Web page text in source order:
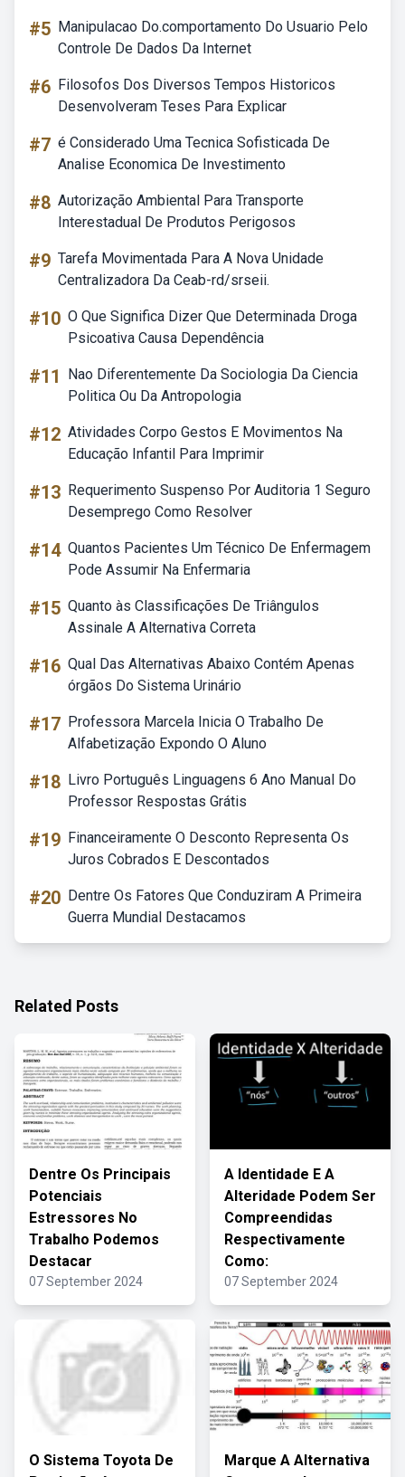
#5 Manipulacao Do.comportamento Do Usuario Pelo
Controle De Dados Da Internet
#6 Filosofos Dos Diversos Tempos Historicos
Desenvolveram Teses Para Explicar
#7 é Considerado Uma Tecnica Sofisticada De
Analise Economica De Investimento
#8 Autorização Ambiental Para Transporte
Interestadual De Produtos Perigosos
#9 Tarefa Movimentada Para A Nova Unidade
Centralizadora Da Ceab-rd/srseii.
#10 O Que Significa Dizer Que Determinada Droga
Psicoativa Causa Dependência
#11
Nao Diferentemente Da Sociologia Da Ciencia
Politica Ou Da Antropologia
#12 Atividades Corpo Gestos E Movimentos Na
Educação Infantil Para Imprimir
#13 Requerimento Suspenso Por Auditoria 1 Seguro
Desemprego Como Resolver
#14 Quantos Pacientes Um Técnico De Enfermagem
Pode Assumir Na Enfermaria
#15 Quanto às Classificações De Triângulos
Assinale A Alternativa Correta
#16 Qual Das Alternativas Abaixo Contém Apenas
órgãos Do Sistema Urinário
#17 Professora Marcela Inicia O Trabalho De
Alfabetização Expondo O Aluno
#18 Livro Português Linguagens 6 Ano Manual Do
Professor Respostas Grátis
#19 Financeiramente O Desconto Representa Os
Juros Cobrados E Descontados
#20 Dentre Os Fatores Que Conduziram A Primeira
Guerra Mundial Destacamos
Related Posts
Dentre Os Principais
Potenciais
Estressores No
Trabalho Podemos
Destacar
07 September 2024
A Identidade E A
Alteridade Podem Ser
Compreendidas
Respectivamente
Como:
07 September 2024
O Sistema Toyota De
Marque A Alternativa